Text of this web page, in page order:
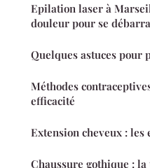
Epilation laser à
douleur pour se
Quelques astuces pour
Méthodes
efficacité
Extension cheveux : les
Chaussure gothique :